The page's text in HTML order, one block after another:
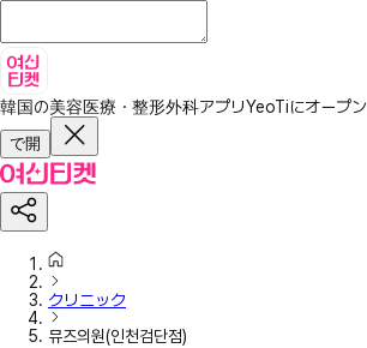
韓国の美容医療・整形外科アプリYeoTiにオープン
で開
クリニック
뮤즈의원(인천검단점)